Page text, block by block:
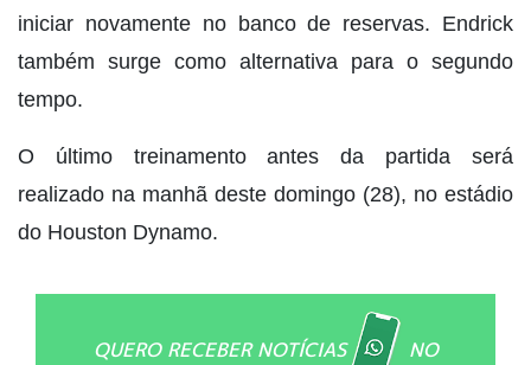
iniciar novamente no banco de reservas. Endrick
também surge como alternativa para o segundo
tempo.
O último treinamento antes da partida será
realizado na manhã deste domingo (28), no estádio
do Houston Dynamo.
QUERO RECEBER NOTÍCIAS NO